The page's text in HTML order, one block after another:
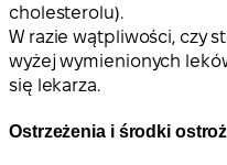
cholesterolu).
W razie wątpliwości, czy
wyżej wymienionych
się lekarza.
Ostrzeżenia i środki